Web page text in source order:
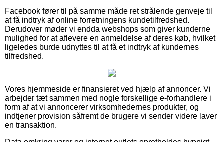
Facebook fører til på samme måde ret strålende genveje til
at få indtryk af online forretningens kundetilfredshed.
Derudover møder vi endda webshops som giver kunderne
mulighed for at aflevere en anmeldelse af deres køb, hvilket
ligeledes burde udnyttes til at få et indtryk af kundernes
tilfredshed.
Vores hjemmeside er finansieret ved hjælp af annoncer. Vi
arbejder tæt sammen med nogle forskellige e-forhandlere i
form af at vi annoncerer virksomhedernes produkter, og
indtjener provision såfremt de brugere vi sender videre laver
en transaktion.